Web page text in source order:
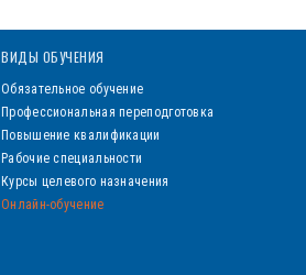
ВИДЫ ОБУЧЕНИЯ
Обязательное обучение
Профессиональная переподготовка
Повышение квалификации
Рабочие специальности
Курсы целевого назначения
Онлайн-обучение